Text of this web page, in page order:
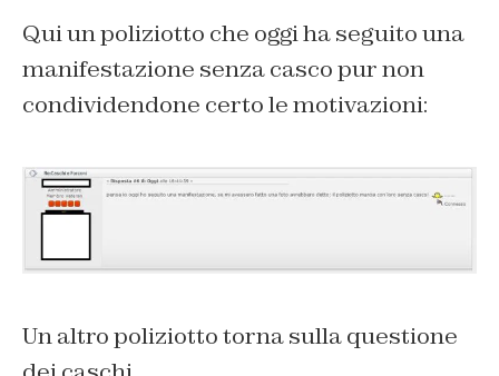
Qui un poliziotto che oggi ha seguito una
manifestazione senza casco pur non
condividendone certo le motivazioni:
Un altro poliziotto torna sulla questione